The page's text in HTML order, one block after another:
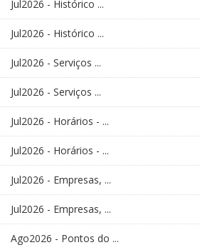
Jul2026 - Histórico ...
Jul2026 - Histórico ...
Jul2026 - Serviços ...
Jul2026 - Serviços ...
Jul2026 - Horários - ...
Jul2026 - Horários - ...
Jul2026 - Empresas, ...
Jul2026 - Empresas, ...
Ago2026 - Pontos do ...